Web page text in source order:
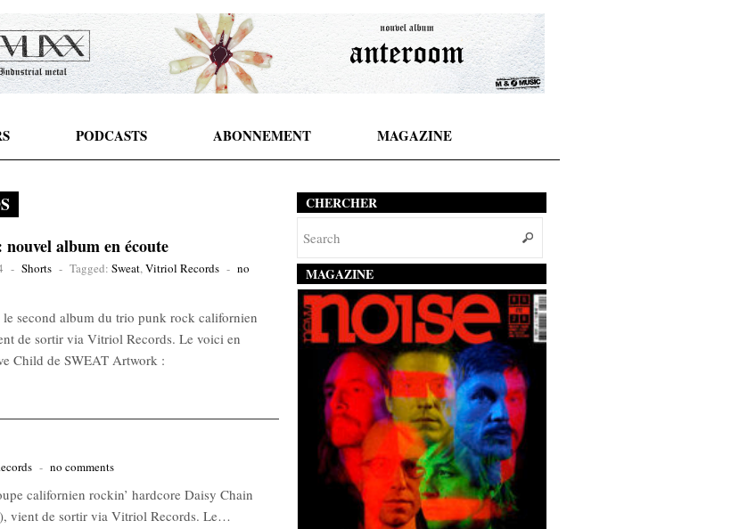
PODCASTS ABONNEMENT MAGAZINE
album en écoute
- Shorts - Tagged: Sweat,Vitriol Records - no
second album du trio punk rock californien
de sortir via Vitriol Records. Le voici en
Child de SWEAT Artwork :
- no comments
californien rockin’ hardcore Daisy Chain
vient de sortir via Vitriol Records. Le…
CHERCHER
MAGAZINE